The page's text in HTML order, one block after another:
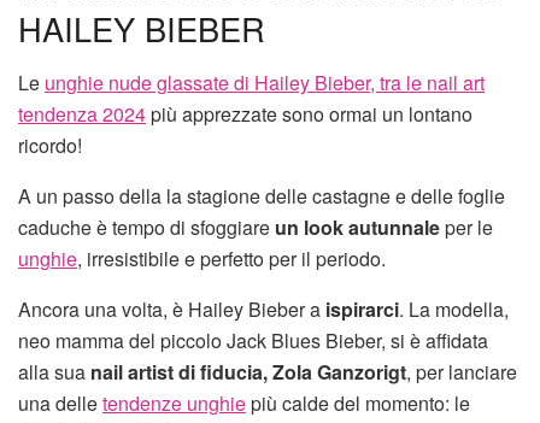
HAILEY BIEBER
Le unghie nude glassate di Hailey Bieber, tra le nail art
tendenza 2024più apprezzate sono ormai un lontano
ricordo!
A un passo della la stagione delle castagne e delle foglie
caduche è tempo di sfoggiare un look autunnaleper le
unghie, irresistibile e perfetto per il periodo.
Ancora una volta, è Hailey Bieber a ispirarci. La modella,
neo mamma del piccolo Jack Blues Bieber, si è affidata
alla sua nail artist di fiducia, Zola Ganzorigt, per lanciare
una delletendenze unghiepiù calde del momento: le